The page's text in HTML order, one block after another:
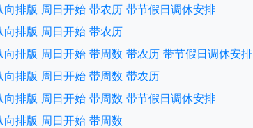
排版 周日开始 带农历 带节假日调休安排
排版 周日开始 带农历
排版 周日开始 带周数 带农历 带节假日调休安排
排版 周日开始 带周数 带农历
排版 周日开始 带周数 带节假日调休安排
排版 周日开始 带周数